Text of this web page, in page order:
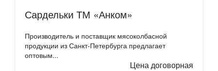
Сардельки ТМ «Анком»
Производитель и поставщик мясоколбасной
продукции из Санкт-Петербурга предлагает
оптовым...
Цена договорная